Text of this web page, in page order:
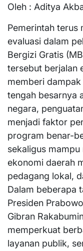
Oleh : Aditya
Pemerintah terus
evaluasi dalam
Bergizi Gratis
tersebut berjalan
memberi
tengah besarnya
negara,
menjadi faktor
program benar-
sekaligus
ekonomi daerah
pedagang lokal,
Dalam beberapa
Presiden
Gibran
memperkuat
layanan publik,